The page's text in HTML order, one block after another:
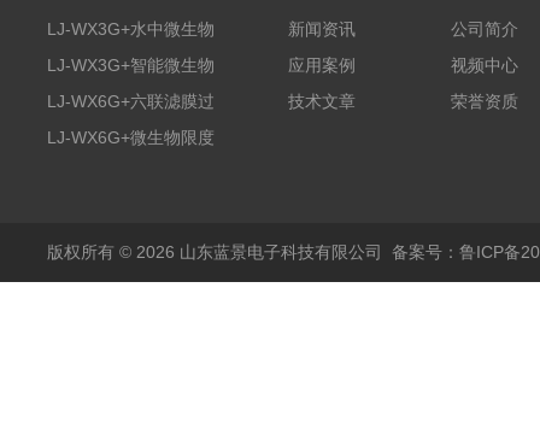
LJ-WX3G+水中微生物
膜过滤装置
LJ-WX3G+智能微生物
限度仪
LJ-WX6G+六联滤膜过
滤器
LJ-WX6G+微生物限度
新闻资讯
应用案例
技术文章
公司简介
视频中心
荣誉资质
版权所有 © 2026 山东蓝景电子科技有限公司 备案号：鲁ICP备